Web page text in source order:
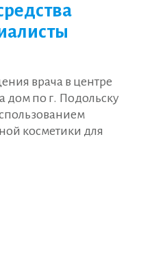
врача в центре
дом по г. Подольску
косметики для